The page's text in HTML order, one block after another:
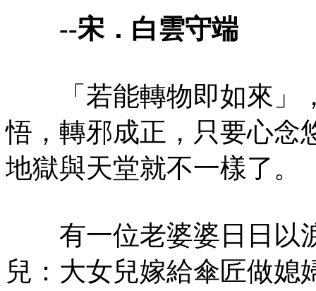
--宋．白雲守端
「若能轉物即如來」
悟，轉邪成正，只要心念
地獄與天堂就不一樣了。
有一位老婆婆日日以
兒：大女兒嫁給傘匠做媳